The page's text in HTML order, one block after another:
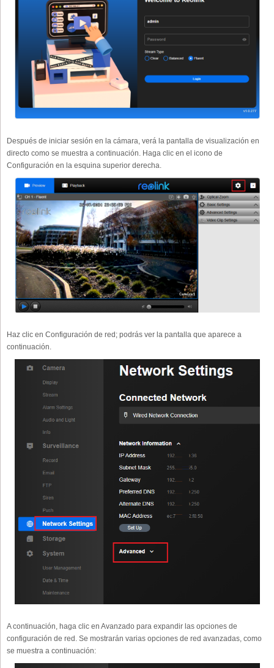
Después de iniciar sesión en la cámara, verá la pantalla de visualización en
directo como se muestra a continuación. Haga clic en el icono de
Configuración en la esquina superior derecha.
Haz clic en Configuración de red; podrás ver la pantalla que aparece a
continuación.
A continuación, haga clic en Avanzado para expandir las opciones de
configuración de red. Se mostrarán varias opciones de red avanzadas, como
se muestra a continuación: